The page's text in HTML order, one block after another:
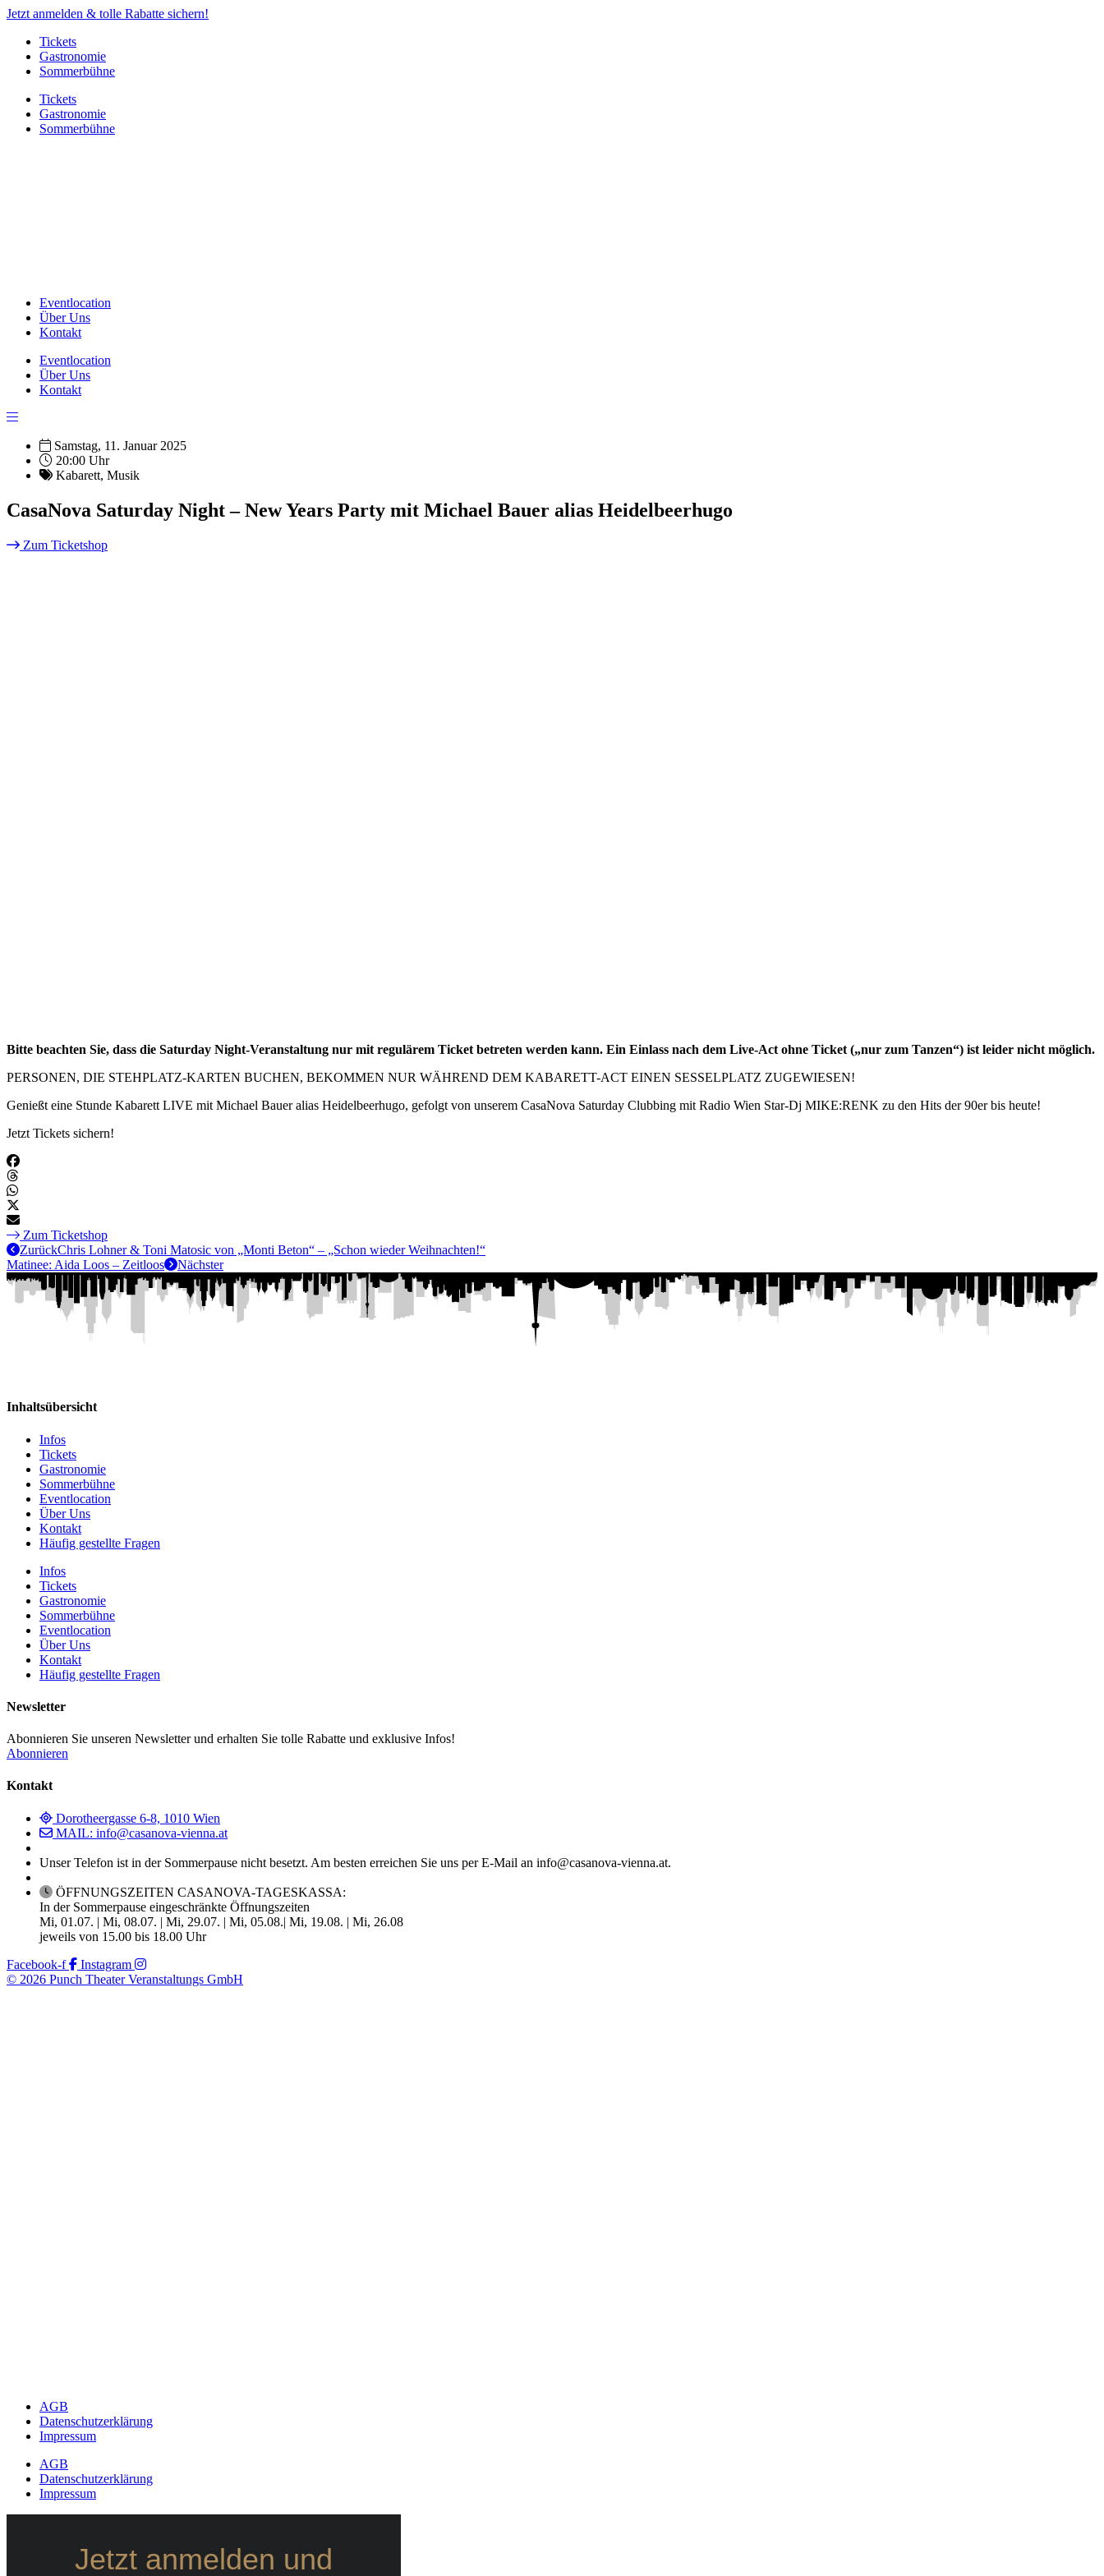
Jetzt anmelden & tolle Rabatte sichern!
Tickets
Gastronomie
Sommerbühne
Tickets
Gastronomie
Sommerbühne
Eventlocation
Über Uns
Kontakt
Eventlocation
Über Uns
Kontakt
Samstag, 11. Januar 2025
20:00 Uhr
Kabarett, Musik
CasaNova Saturday Night – New Years Party mit Michael Bauer alias Heidelbeerhugo
Zum Ticketshop
Bitte beachten Sie, dass die Saturday Night-Veranstaltung nur mit regulärem Ticket betreten werden kann. Ein Einlass nach dem Live-Act ohne Ticket („nur zum Tanzen“) ist leider nicht möglich.
PERSONEN, DIE STEHPLATZ-KARTEN BUCHEN, BEKOMMEN NUR WÄHREND DEM KABARETT-ACT EINEN SESSELPLATZ ZUGEWIESEN!
Genießt eine Stunde Kabarett LIVE mit Michael Bauer alias Heidelbeerhugo, gefolgt von unserem CasaNova Saturday Clubbing mit Radio Wien Star-Dj MIKE:RENK zu den Hits der 90er bis heute!
Jetzt Tickets sichern!
Zum Ticketshop
ZurückChris Lohner & Toni Matosic von „Monti Beton“ – „Schon wieder Weihnachten!“
Matinee: Aida Loos – Zeitloos
Nächster
Inhaltsübersicht
Infos
Tickets
Gastronomie
Sommerbühne
Eventlocation
Über Uns
Kontakt
Häufig gestellte Fragen
Infos
Tickets
Gastronomie
Sommerbühne
Eventlocation
Über Uns
Kontakt
Häufig gestellte Fragen
Newsletter
Abonnieren Sie unseren Newsletter und erhalten Sie tolle Rabatte und exklusive Infos!
Abonnieren
Kontakt
Dorotheergasse 6-8, 1010 Wien
MAIL: info@casanova-vienna.at
Unser Telefon ist in der Sommerpause nicht besetzt. Am besten erreichen Sie uns per E-Mail an info@casanova-vienna.at.
ÖFFNUNGSZEITEN CASANOVA-TAGESKASSA:
In der Sommerpause eingeschränkte Öffnungszeiten
Mi, 01.07. | Mi, 08.07. | Mi, 29.07. | Mi, 05.08.| Mi, 19.08. | Mi, 26.08
jeweils von 15.00 bis 18.00 Uhr
Facebook-f
Instagram
© 2026 Punch Theater Veranstaltungs GmbH
AGB
Datenschutzerklärung
Impressum
AGB
Datenschutzerklärung
Impressum
Jetzt anmelden und